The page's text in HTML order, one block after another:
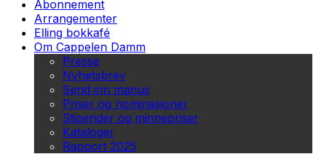
Abonnement
Arrangementer
Elling bokkafé
Om Cappelen Damm
Presse
Nyhetsbrev
Send inn manus
Priser og nominasjoner
Stipender og minnepriser
Kataloger
Rapport 2025